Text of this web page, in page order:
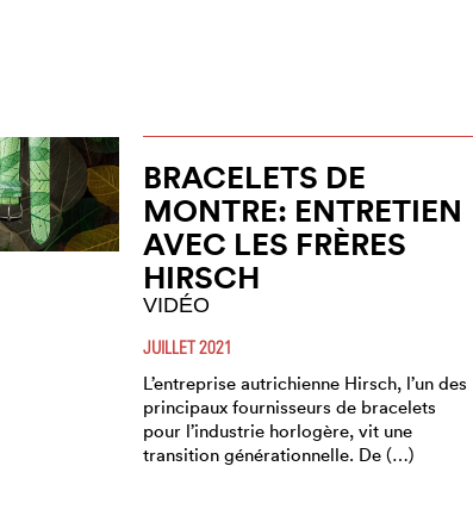
BRACELETS DE
MONTRE: ENTRETIEN
AVEC LES FRÈRES
HIRSCH
VIDÉO
JUILLET 2021
L’entreprise autrichienne Hirsch, l’un des
principaux fournisseurs de bracelets
pour l’industrie horlogère, vit une
transition générationnelle. De (…)